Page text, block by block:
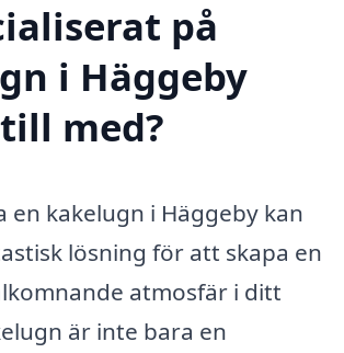
på
i Häggeby
med?
en kakelugn i Häggeby kan
lösning för att skapa en
atmosfär i ditt
är inte bara en